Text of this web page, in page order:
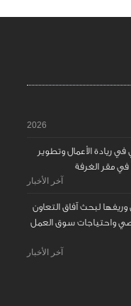
2026
في ريادة الأعمال وتطوير
مقر الغرفة
آخر الأخبار
لبحث آفاق التعاون
واحتياجات سوق العمل
آخر الأخبار